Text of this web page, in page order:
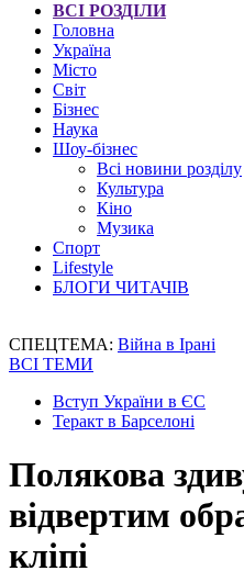
ВСІ РОЗДІЛИ
Головна
Україна
Місто
Світ
Бізнес
Наука
Шоу-бізнес
Всі новини розділу
Культура
Кіно
Музика
Спорт
Lifestyle
БЛОГИ ЧИТАЧІВ
СПЕЦТЕМА: Війна в Ірані
ВСІ ТЕМИ
Вступ України в ЄС
Теракт в Барселоні
Полякова
відвертим
кліпі